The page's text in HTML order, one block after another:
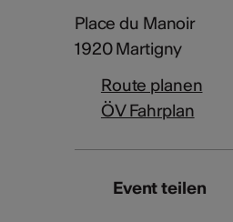
Place du Manoir
1920 Martigny
Route planen
ÖV Fahrplan
Event teilen